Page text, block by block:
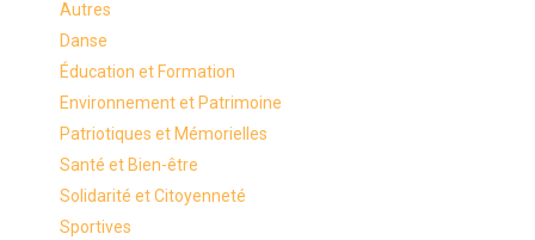
Autres
Danse
Éducation et Formation
Environnement et Patrimoine
Patriotiques et Mémorielles
Santé et Bien-être
Solidarité et Citoyenneté
Sportives